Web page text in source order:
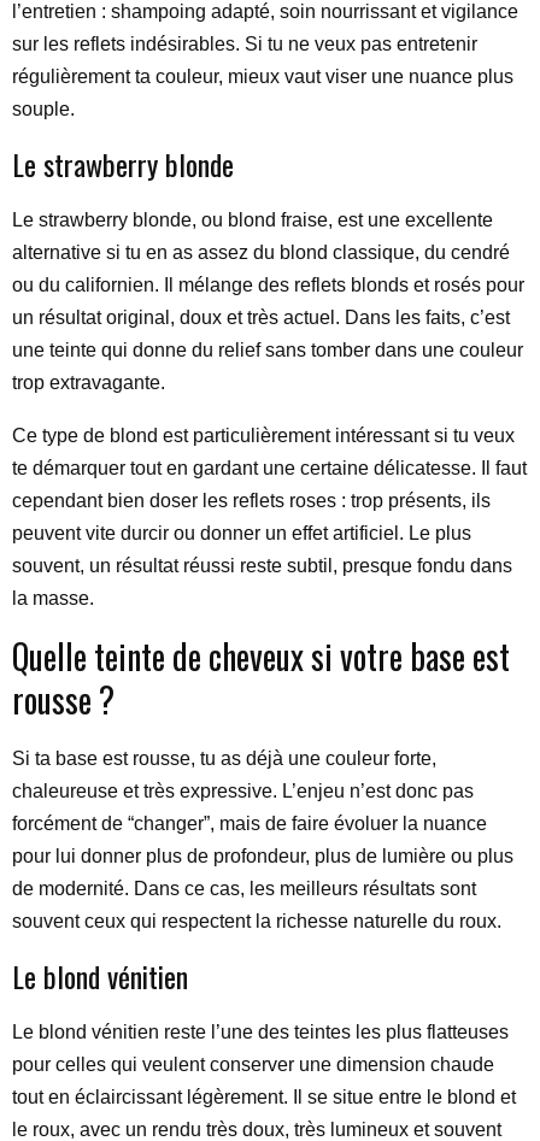
l’entretien : shampoing adapté, soin nourrissant et vigilance
sur les reflets indésirables. Si tu ne veux pas entretenir
régulièrement ta couleur, mieux vaut viser une nuance plus
souple.
Le strawberry blonde
Le strawberry blonde, ou blond fraise, est une excellente
alternative si tu en as assez du blond classique, du cendré
ou du californien. Il mélange des reflets blonds et rosés pour
un résultat original, doux et très actuel. Dans les faits, c’est
une teinte qui donne du relief sans tomber dans une couleur
trop extravagante.
Ce type de blond est particulièrement intéressant si tu veux
te démarquer tout en gardant une certaine délicatesse. Il faut
cependant bien doser les reflets roses : trop présents, ils
peuvent vite durcir ou donner un effet artificiel. Le plus
souvent, un résultat réussi reste subtil, presque fondu dans
la masse.
Quelle teinte de cheveux si votre base est
rousse ?
Si ta base est rousse, tu as déjà une couleur forte,
chaleureuse et très expressive. L’enjeu n’est donc pas
forcément de “changer”, mais de faire évoluer la nuance
pour lui donner plus de profondeur, plus de lumière ou plus
de modernité. Dans ce cas, les meilleurs résultats sont
souvent ceux qui respectent la richesse naturelle du roux.
Le blond vénitien
Le blond vénitien reste l’une des teintes les plus flatteuses
pour celles qui veulent conserver une dimension chaude
tout en éclaircissant légèrement. Il se situe entre le blond et
le roux, avec un rendu très doux, très lumineux et souvent